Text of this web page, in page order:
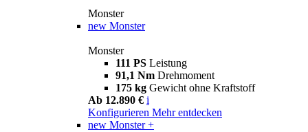
Monster
new Monster
Monster
111 PS Leistung
91,1 Nm Drehmoment
175 kg Gewicht ohne Kraftstoff
Ab 12.890 € i
Konfigurieren Mehr entdecken
new Monster +